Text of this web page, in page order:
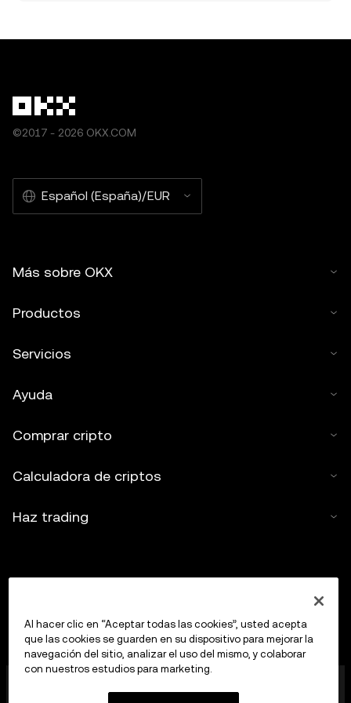
©2017 - 2026 OKX.COM
Español (España)/EUR
Más sobre OKX
Productos
Servicios
Ayuda
Comprar cripto
Calculadora de criptos
Haz trading
comercial de OKX, es ahora una plataforma de trading
Al hacer clic en “Aceptar todas las cookies”, usted acepta
que las cookies se guarden en su dispositivo para mejorar la
navegación del sitio, analizar el uso del mismo, y colaborar
con nuestros estudios para marketing.